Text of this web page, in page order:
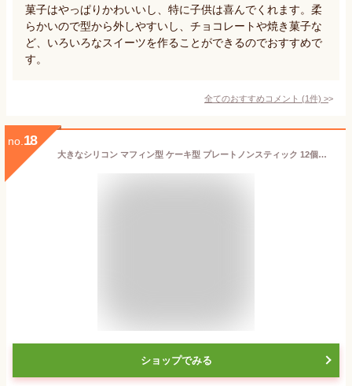
菓子はやっぱりかわいいし、特に子供は喜んでくれます。柔
らかいので型から外しやすいし、チョコレートや焼き菓子な
ど、いろいろなスイーツを作ることができるのでおすすめで
す。
全てのおすすめコメント (1件) >
no. 18
大きなシリコン マフィン型 ケーキ型 プレートノンスティック 12個取り マフィンパン ベーキングカップ ケーキ モールド キッチン ツール 掃除が簡単 グレー
ショップでみる